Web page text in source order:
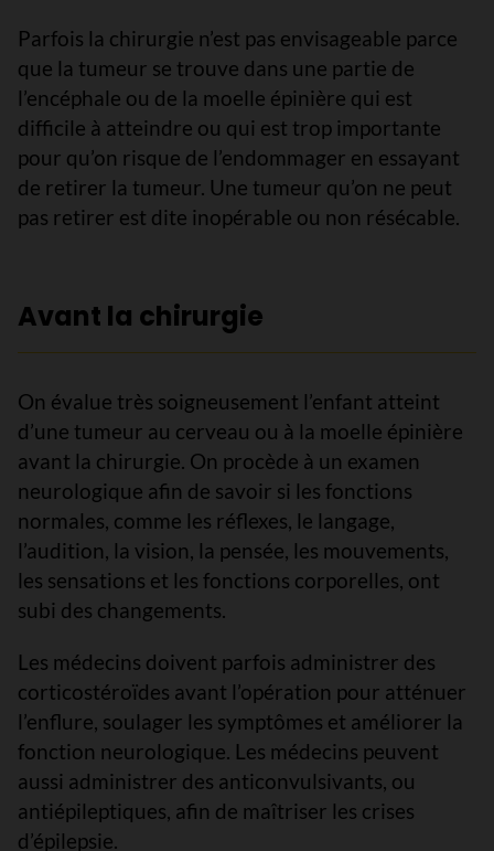
Parfois la chirurgie n’est pas envisageable parce
que la tumeur se trouve dans une partie de
l’encéphale ou de la moelle épinière qui est
difficile à atteindre ou qui est trop importante
pour qu’on risque de l’endommager en essayant
de retirer la tumeur. Une tumeur qu’on ne peut
pas retirer est dite inopérable ou non résécable.
Avant la chirurgie
On évalue très soigneusement l’enfant atteint
d’une tumeur au cerveau ou à la moelle épinière
avant la chirurgie. On procède à un examen
neurologique afin de savoir si les fonctions
normales, comme les réflexes, le langage,
l’audition, la vision, la pensée, les mouvements,
les sensations et les fonctions corporelles, ont
subi des changements.
Les médecins doivent parfois administrer des
corticostéroïdes avant l’opération pour atténuer
l’enflure, soulager les symptômes et améliorer la
fonction neurologique. Les médecins peuvent
aussi administrer des anticonvulsivants, ou
antiépileptiques, afin de maîtriser les crises
d’épilepsie.